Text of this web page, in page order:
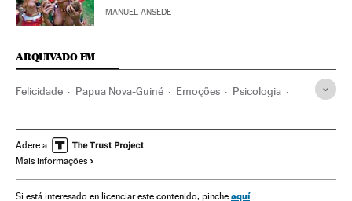
MANUEL ANSEDE
ARQUIVADO EM
Felicidade Papua Nova-Guiné Emoções Psicologia
Adere a
Mais informações
Si está interesado en licenciar este contenido, pinche aquí